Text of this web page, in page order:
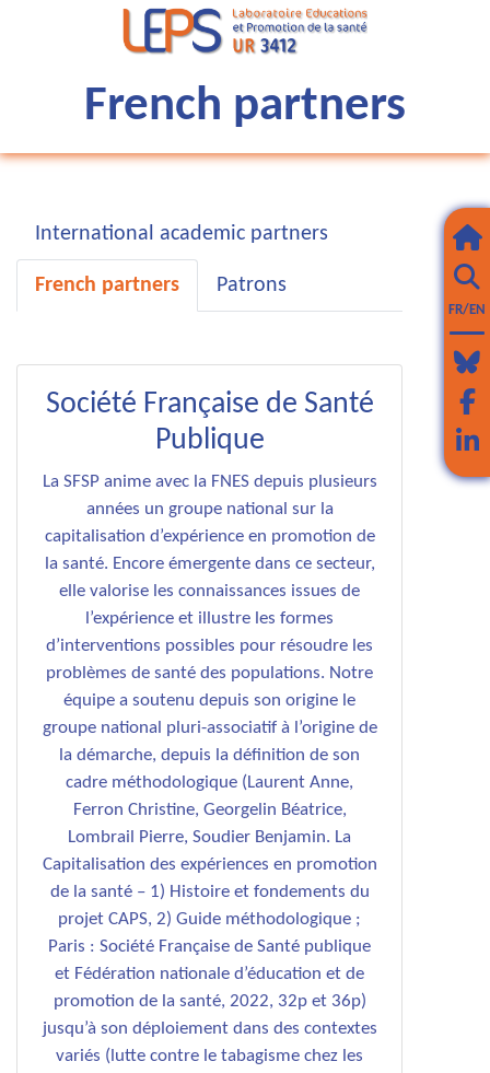
FR/EN
French partners
International academic partners
French partners Patrons
Société Française de Santé
Publique
La SFSP anime avec la FNES depuis plusieurs
années un groupe national sur la
capitalisation d’expérience en promotion de
la santé. Encore émergente dans ce secteur,
elle valorise les connaissances issues de
l’expérience et illustre les formes
d’interventions possibles pour résoudre les
problèmes de santé des populations. Notre
équipe a soutenu depuis son origine le
groupe national pluri-associatif à l’origine de
la démarche, depuis la définition de son
cadre méthodologique (Laurent Anne,
Ferron Christine, Georgelin Béatrice,
Lombrail Pierre, Soudier Benjamin. La
Capitalisation des expériences en promotion
de la santé – 1) Histoire et fondements du
projet CAPS, 2) Guide méthodologique ;
Paris : Société Française de Santé publique
et Fédération nationale d’éducation et de
promotion de la santé, 2022, 32p et 36p)
jusqu’à son déploiement dans des contextes
variés (lutte contre le tabagisme chez les